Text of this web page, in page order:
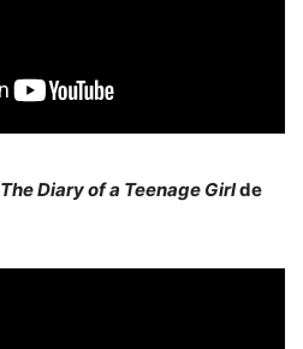
The Diary of a Teenage Girlde